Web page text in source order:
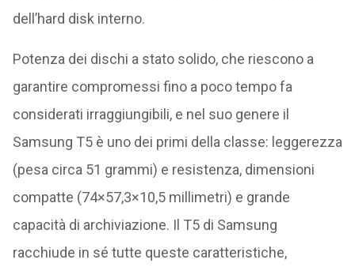
dell’hard disk interno.
Potenza dei dischi a stato solido, che riescono a
garantire compromessi fino a poco tempo fa
considerati irraggiungibili, e nel suo genere il
Samsung T5 è uno dei primi della classe: leggerezza
(pesa circa 51 grammi) e resistenza, dimensioni
compatte (74×57,3×10,5 millimetri) e grande
capacità di archiviazione. Il T5 di Samsung
racchiude in sé tutte queste caratteristiche,